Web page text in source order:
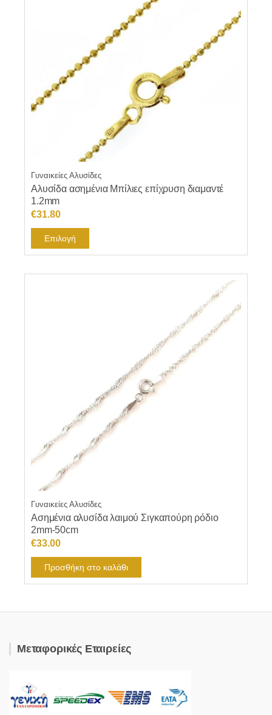
Γυναικείες Αλυσίδες
Αλυσίδα ασημένια Μπίλιες επίχρυση διαμαντέ
1.2mm
€31.80
Επιλογή
το
επιλεγούν
στη
σελίδα
προϊόντος
Γυναικείες Αλυσίδες
Ασημένια αλυσίδα λαιμού Σιγκαπούρη ρόδιο
2mm-50cm
€33.00
Προσθήκη στο καλάθι
Μεταφορικές Εταιρείες